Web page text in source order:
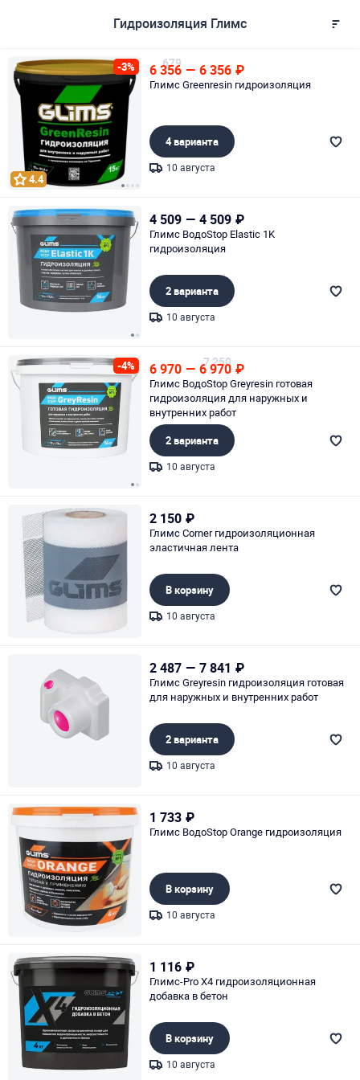
Гидроизоляция Глимс
-3%
4.4
679
6 356 — 6 356 ₽
Глимс Greenresin гидроизоляция
4 варианта
10 августа
4 509 — 4 509 ₽
Глимс ВодоStop Elastic 1K
гидроизоляция
2 варианта
10 августа
-4% 6 970 — 7 250
6 970 ₽
Глимс ВодоStop Greyresin готовая
гидроизоляция для наружных и
внутренних работ
2 варианта
10 августа
2 150 ₽
Глимс Corner гидроизоляционная
эластичная лента
В корзину
10 августа
2 487 — 7 841 ₽
Глимс Greyresin гидроизоляция готовая
для наружных и внутренних работ
2 варианта
10 августа
1 733 ₽
Глимс ВодоStop Orange гидроизоляция
В корзину
10 августа
1 116 ₽
Глимс-Pro X4 гидроизоляционная
добавка в бетон
В корзину
10 августа